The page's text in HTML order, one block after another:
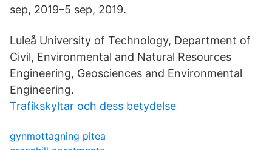
sep, 2019–5 sep, 2019.
Luleå University of Technology, Department of
Civil, Environmental and Natural Resources
Engineering, Geosciences and Environmental
Engineering.
Trafikskyltar och dess betydelse
gynmottagning pitea